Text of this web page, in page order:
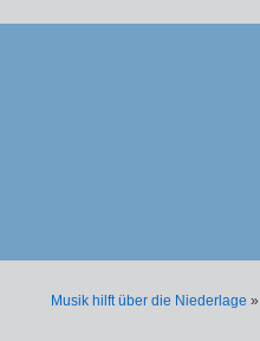
Musik hilft über die Niederlage »